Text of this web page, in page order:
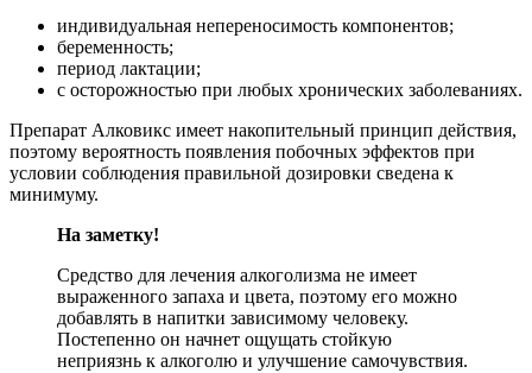
индивидуальная непереносимость компонентов;
беременность;
период лактации;
с осторожностью при любых хронических заболеваниях.
Препарат Алковикс имеет накопительный принцип действия,
поэтому вероятность появления побочных эффектов при
условии соблюдения правильной дозировки сведена к
минимуму.
На заметку!
Средство для лечения алкоголизма не имеет
выраженного запаха и цвета, поэтому его можно
добавлять в напитки зависимому человеку.
Постепенно он начнет ощущать стойкую
неприязнь к алкоголю и улучшение самочувствия.